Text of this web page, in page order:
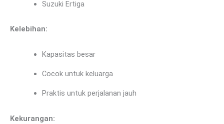
Suzuki Ertiga
Kelebihan:
Kapasitas besar
Cocok untuk keluarga
Praktis untuk perjalanan jauh
Kekurangan: